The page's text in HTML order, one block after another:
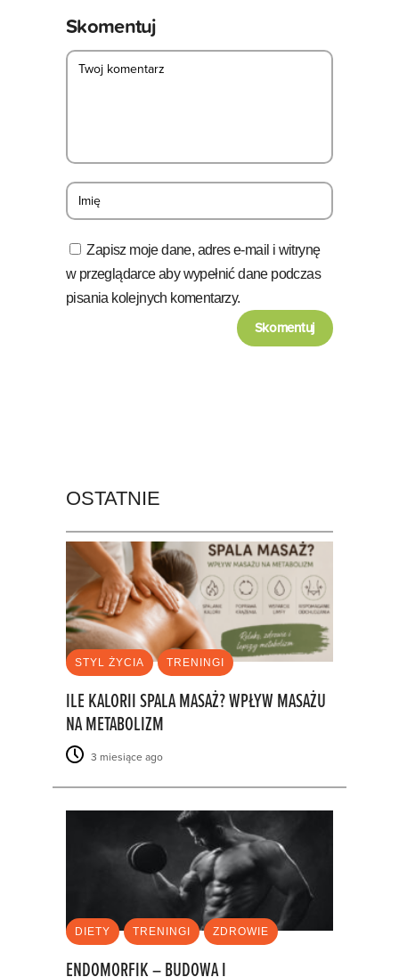
Skomentuj
Zapisz moje dane, adres e-mail i witrynę
w przeglądarce aby wypełnić dane podczas
pisania kolejnych komentarzy.
OSTATNIE
STYL ŻYCIA TRENINGI
ILE KALORII SPALA MASAŻ? WPŁYW MASAŻU
NA METABOLIZM
3 miesiące ago
DIETY TRENINGI ZDROWIE
ENDOMORFIK – BUDOWA I